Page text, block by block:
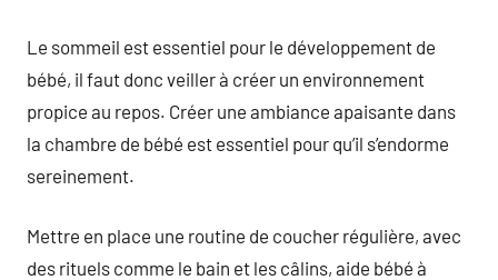
Le sommeil est essentiel pour le développement de
bébé, il faut donc veiller à créer un environnement
propice au repos. Créer une ambiance apaisante dans
la chambre de bébé est essentiel pour qu’il s’endorme
sereinement.
Mettre en place une routine de coucher régulière, avec
des rituels comme le bain et les câlins, aide bébé à